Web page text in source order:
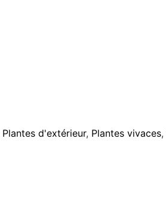
Plantes d'extérieur, Plantes vivaces,